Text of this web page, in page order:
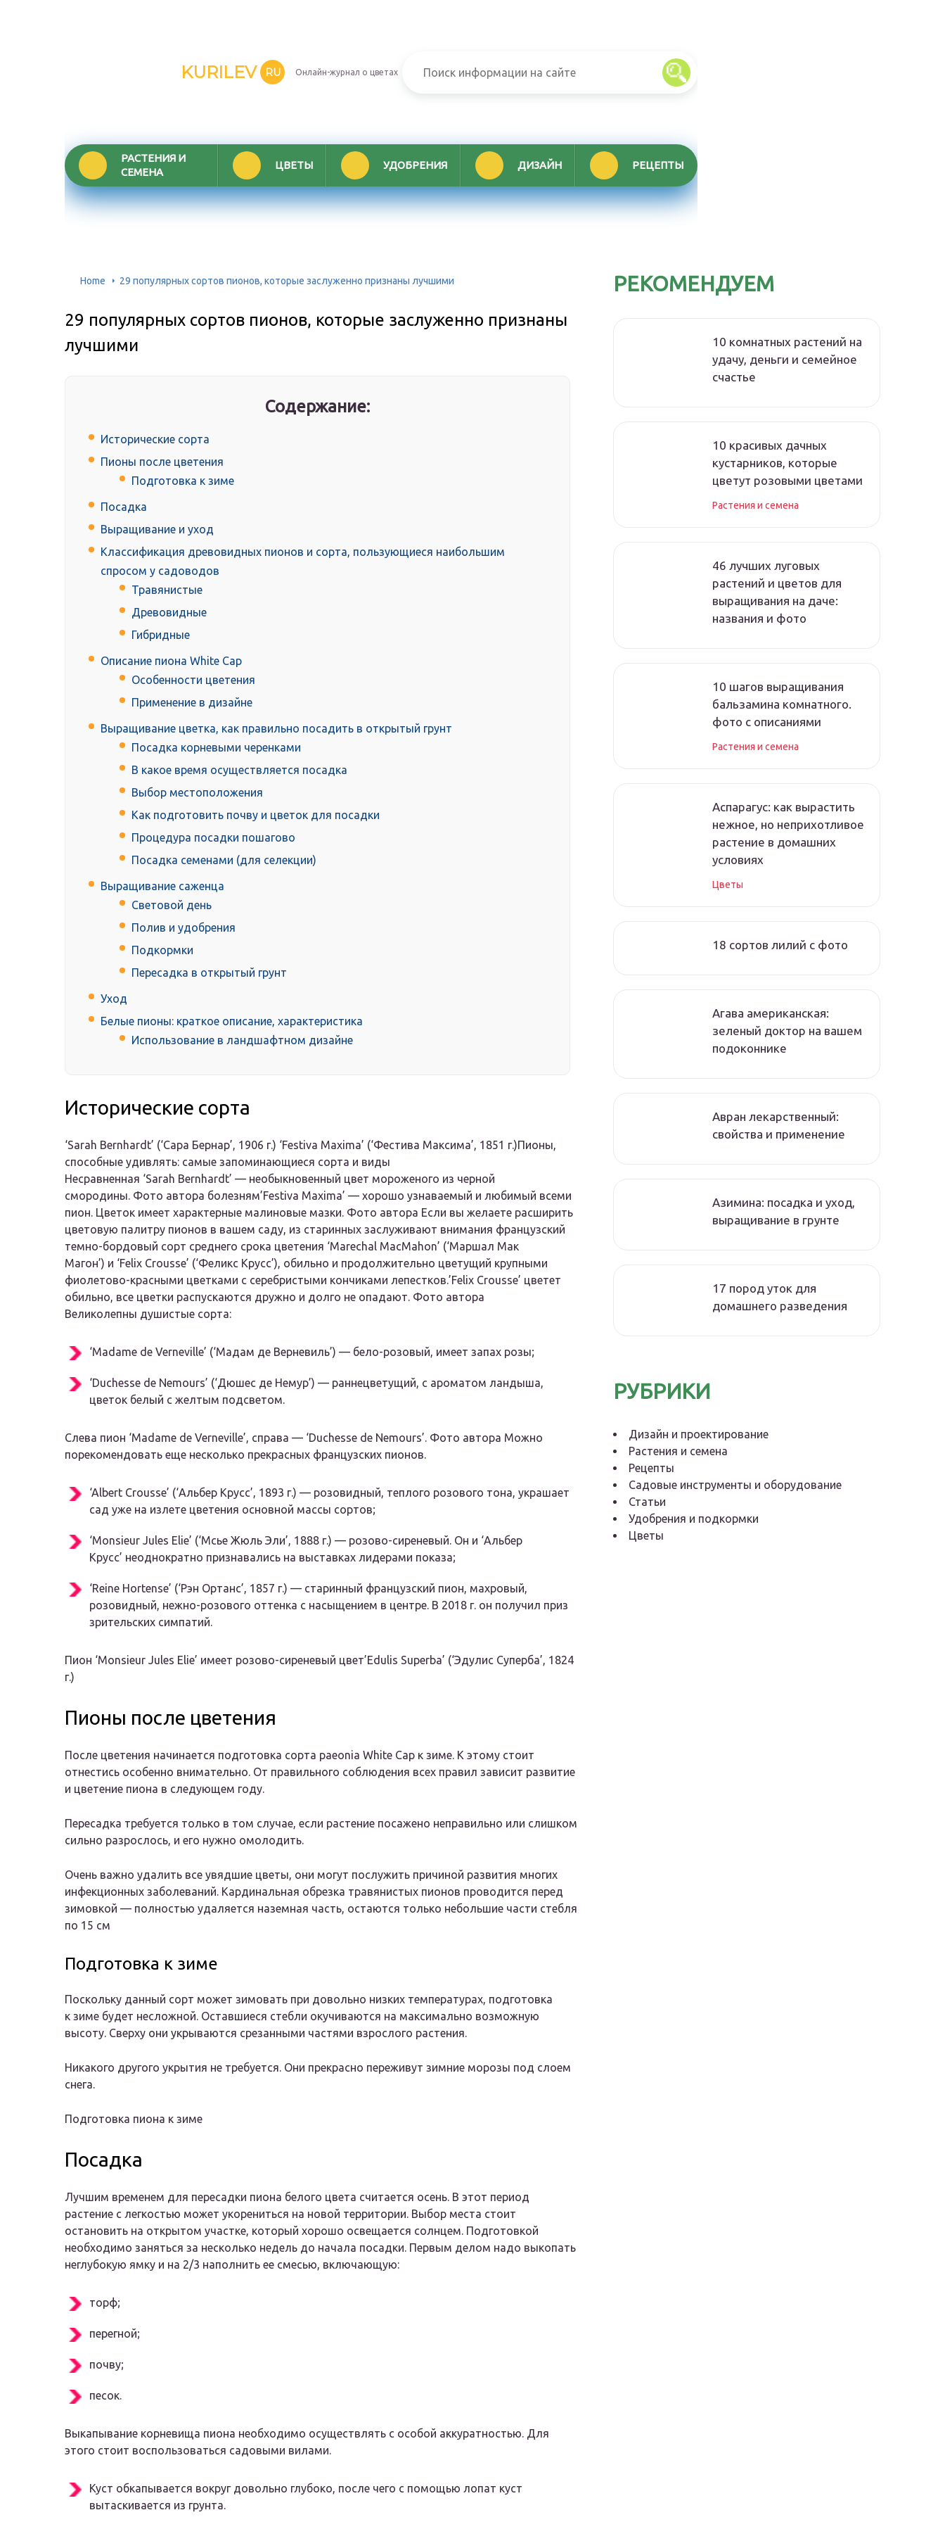
KURILEV RU Онлайн-журнал о цветах
РАСТЕНИЯ И
СЕМЕНА
ЦВЕТЫ УДОБРЕНИЯ ДИЗАЙН РЕЦЕПТЫ
Home 29 популярных сортов пионов, которые заслуженно признаны лучшими
29 популярных сортов пионов, которые заслуженно признаны
лучшими
Содержание:
Исторические сорта
Пионы после цветения
Подготовка к зиме
Посадка
Выращивание и уход
Классификация древовидных пионов и сорта, пользующиеся наибольшим
спросом у садоводов
Травянистые
Древовидные
Гибридные
Описание пиона White Cap
Особенности цветения
Применение в дизайне
Выращивание цветка, как правильно посадить в открытый грунт
Посадка корневыми черенками
В какое время осуществляется посадка
Выбор местоположения
Как подготовить почву и цветок для посадки
Процедура посадки пошагово
Посадка семенами (для селекции)
Выращивание саженца
Световой день
Полив и удобрения
Подкормки
Пересадка в открытый грунт
Уход
Белые пионы: краткое описание, характеристика
Использование в ландшафтном дизайне
Исторические сорта
‘Sarah Bernhardt’ (‘Сара Бернар’, 1906 г.) ‘Festiva Maxima’ (‘Фестива Максима’, 1851 г.)Пионы,
способные удивлять: самые запоминающиеся сорта и виды
Несравненная ‘Sarah Bernhardt’ — необыкновенный цвет мороженого из черной
смородины. Фото автора болезням’Festiva Maxima’ — хорошо узнаваемый и любимый всеми
пион. Цветок имеет характерные малиновые мазки. Фото автора Если вы желаете расширить
цветовую палитру пионов в вашем саду, из старинных заслуживают внимания французский
темно-бордовый сорт среднего срока цветения ‘Marechal MacMahon’ (‘Маршал Мак
Магон’) и ‘Felix Crousse’ (‘Феликс Крусс’), обильно и продолжительно цветущий крупными
фиолетово-красными цветками с серебристыми кончиками лепестков.’Felix Crousse’ цветет
обильно, все цветки распускаются дружно и долго не опадают. Фото автора
Великолепны душистые сорта:
‘Madame de Verneville’ (‘Мадам де Верневиль’) — бело-розовый, имеет запах розы;
‘Duchesse de Nemours’ (‘Дюшес де Немур’) — раннецветущий, с ароматом ландыша,
цветок белый с желтым подсветом.
Слева пион ‘Madame de Verneville’, справа — ‘Duchesse de Nemours’. Фото автора Можно
порекомендовать еще несколько прекрасных французских пионов.
‘Albert Crousse’ (‘Альбер Крусс’, 1893 г.) — розовидный, теплого розового тона, украшает
сад уже на излете цветения основной массы сортов;
‘Monsieur Jules Elie’ (‘Мсье Жюль Эли’, 1888 г.) — розово-сиреневый. Он и ‘Альбер
Крусс’ неоднократно признавались на выставках лидерами показа;
‘Reine Hortense’ (‘Рэн Ортанс’, 1857 г.) — старинный французский пион, махровый,
розовидный, нежно-розового оттенка с насыщением в центре. В 2018 г. он получил приз
зрительских симпатий.
Пион ‘Monsieur Jules Elie’ имеет розово-сиреневый цвет’Edulis Superba’ (‘Эдулис Суперба’, 1824
г.)
Пионы после цветения
После цветения начинается подготовка сорта paeonia White Cap к зиме. К этому стоит
отнестись особенно внимательно. От правильного соблюдения всех правил зависит развитие
и цветение пиона в следующем году.
Пересадка требуется только в том случае, если растение посажено неправильно или слишком
сильно разрослось, и его нужно омолодить.
Очень важно удалить все увядшие цветы, они могут послужить причиной развития многих
инфекционных заболеваний. Кардинальная обрезка травянистых пионов проводится перед
зимовкой — полностью удаляется наземная часть, остаются только небольшие части стебля
по 15 см
Подготовка к зиме
Поскольку данный сорт может зимовать при довольно низких температурах, подготовка
к зиме будет несложной. Оставшиеся стебли окучиваются на максимально возможную
высоту. Сверху они укрываются срезанными частями взрослого растения.
Никакого другого укрытия не требуется. Они прекрасно переживут зимние морозы под слоем
снега.
Подготовка пиона к зиме
Посадка
Лучшим временем для пересадки пиона белого цвета считается осень. В этот период
растение с легкостью может укорениться на новой территории. Выбор места стоит
остановить на открытом участке, который хорошо освещается солнцем. Подготовкой
необходимо заняться за несколько недель до начала посадки. Первым делом надо выкопать
неглубокую ямку и на 2/3 наполнить ее смесью, включающую:
торф;
перегной;
почву;
песок.
Выкапывание корневища пиона необходимо осуществлять с особой аккуратностью. Для
этого стоит воспользоваться садовыми вилами.
Куст обкапывается вокруг довольно глубоко, после чего с помощью лопат куст
вытаскивается из грунта.
РЕКОМЕНДУЕМ
10 комнатных растений на
удачу, деньги и семейное
счастье
10 красивых дачных
кустарников, которые
цветут розовыми цветами
Растения и семена
46 лучших луговых
растений и цветов для
выращивания на даче:
названия и фото
10 шагов выращивания
бальзамина комнатного.
фото с описаниями
Растения и семена
Аспарагус: как вырастить
нежное, но неприхотливое
растение в домашних
условиях
Цветы
18 сортов лилий с фото
Агава американская:
зеленый доктор на вашем
подоконнике
Авран лекарственный:
свойства и применение
Азимина: посадка и уход,
выращивание в грунте
17 пород уток для
домашнего разведения
РУБРИКИ
Дизайн и проектирование
Растения и семена
Рецепты
Садовые инструменты и оборудование
Статьи
Удобрения и подкормки
Цветы